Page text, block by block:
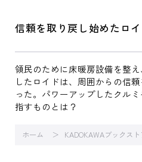
信頼を取り戻し始めたロ
領民のために床暖房設備を整
したロイドは、周囲からの信
った。パワーアップしたクル
指すものとは？
ホーム KADOKAWAブックスト